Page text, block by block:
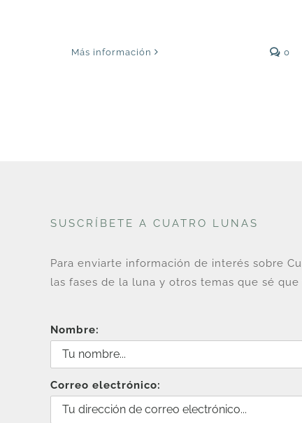
Más información 0
SUSCRÍBETE A CUATRO LUNAS
Para enviarte información de interés sobre
las fases de la luna y otros temas que sé que
Nombre:
Correo electrónico: